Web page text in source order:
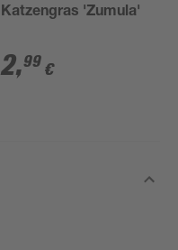
Katzengras 'Zumula'
2,99 €